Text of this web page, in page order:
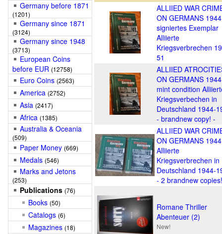
Germany before 1871
(1201)
Germany since 1871
(3124)
Germany since 1948
(3713)
European Coins
before EUR (12758)
Euro Coins (2563)
America (2752)
Asia (2417)
Africa (1385)
Australia & Oceania
(509)
Paper Money (669)
Medals (546)
Marks and Jetons
(253)
Publications (76)
Books (50)
Catalogs (6)
Magazines (18)
ALLIIED WAR
ON GERMANS
signiertes Exemplar
Alliierte
Kriegsverbrechen
51
ALLIIED
ON GERMANS
mint condition
Kriegsverbechen in
Deutschland 1944-
- brandnew copy! -
ALLIIED WAR
ON GERMANS
Alliierte
Kriegsverbrechen in
Deutschland 1944-
- 2 brandnew
Romane Thriller
Abenteuer (2)
New!